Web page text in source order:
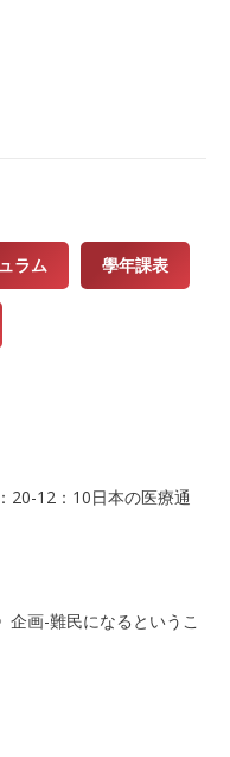
ラム 學年課表
20-12：10日本の医療通
企画-難民になるというこ